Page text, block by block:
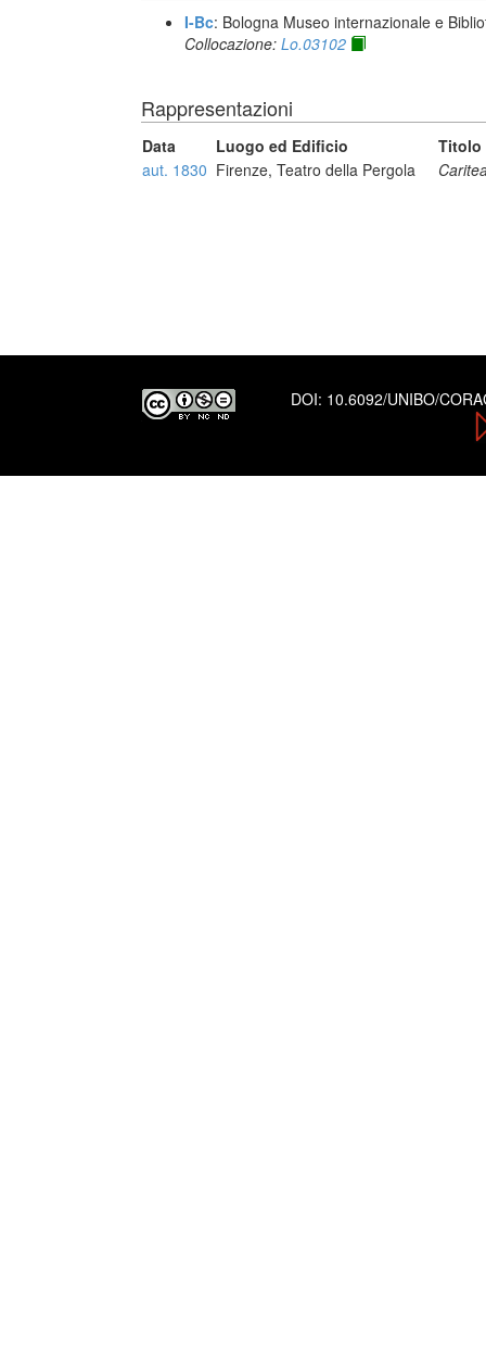
I-Bc: Bologna Museo internazionale e
Collocazione: Lo.03102
Rappresentazioni
Data Luogo ed Edificio
Titolo
aut. 1830 Firenze, Teatro della Pergola
DOI: 10.6092/UNIBO/